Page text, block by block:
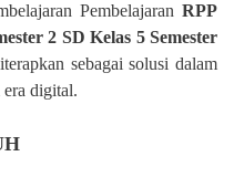
Pembelajaran RPP
2 SD Kelas 5 Semester
sebagai solusi dalam
era digital.